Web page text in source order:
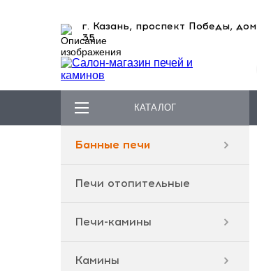
г. Казань, проспект Победы, дом
35
КАТАЛОГ
Банные печи
Печи отопительные
Печи-камины
Камины